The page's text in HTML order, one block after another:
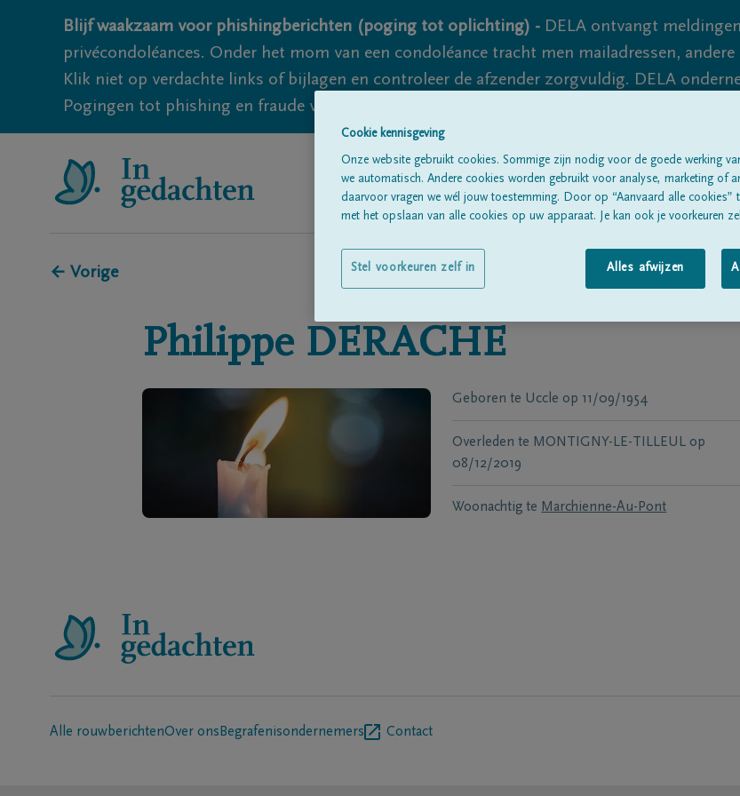
Blijf waakzaam voor phishingberichten (poging tot oplichting) - DELA ontvangt
privécondoléances. Onder het mom van een condoléance tracht men mailadressen,
Klik niet op verdachte links of bijlagen en controleer de afzender zorgvuldig. DELA
Pogingen tot phishing en fraude vallen echter nooit volledig uit te sluiten, dus blijf
Alle rouwberichten
← Vorige
Philippe DERACHE
Geboren te Uccle op 11/09/1954
Overleden te MONTIGNY-LE-TILLEUL op
08/12/2019
Woonachtig te Marchienne-Au-Pont
Alle rouwberichtenOver ons Begrafenisondernemers Contact
Cookie kennisgeving
Onze website gebruikt cookies. Sommige zijn nodig voor de goede werking
we automatisch. Andere cookies worden gebruikt voor analyse, marketing of
daarvoor vragen we wél jouw toestemming. Door op “Aanvaard alle cookies”
met het opslaan van alle cookies op uw apparaat. Je kan ook je voorkeuren
Alles afwijzen
Stel voorkeuren zelf in